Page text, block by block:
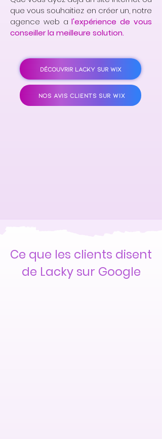
que vous souhaitiez en créer un, notre
agence web al'expérience de vous
conseiller la meilleure solution.
DÉCOUVRIR LACKY SUR WIX
NOS AVIS CLIENTS SUR WIX
Ce que les clients disent
de Lacky sur Google